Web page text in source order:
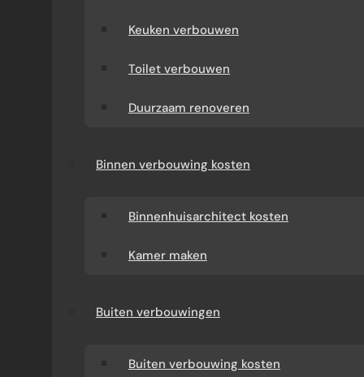
Keuken verbouwen
Toilet verbouwen
Duurzaam renoveren
Binnen verbouwing kosten
Binnenhuisarchitect kosten
Kamer maken
Buiten verbouwingen
Buiten verbouwing kosten